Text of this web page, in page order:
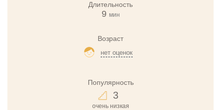
Длительность
9 мин
Возраст
нет оценок
Популярность
3
очень низкая